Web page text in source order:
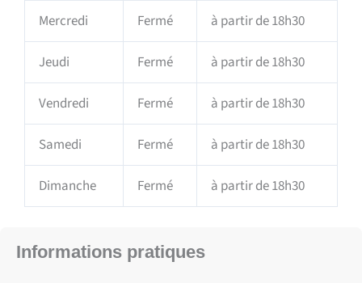
Mercredi Fermé à partir de 18h30
Jeudi Fermé à partir de 18h30
Vendredi Fermé à partir de 18h30
Samedi Fermé à partir de 18h30
Dimanche Fermé à partir de 18h30
Informations pratiques